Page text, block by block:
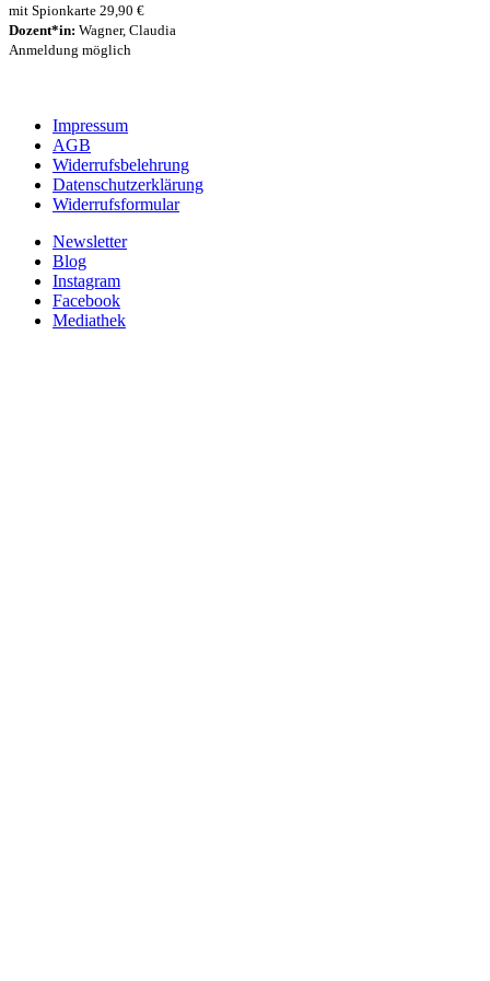
mit Spionkarte 29,90 €
Dozent*in: Wagner, Claudia
Anmeldung möglich
Impressum
AGB
Widerrufsbelehrung
Datenschutzerklärung
Widerrufsformular
Newsletter
Blog
Instagram
Facebook
Mediathek